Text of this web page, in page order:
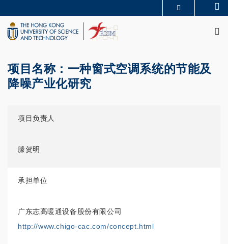
to
main
content
UNIVERSITY NEWS
LIFE@HKUST
项目名称：一种窗式空调系统的节能及
降噪产业化研究
项目负责人
滕贺明
承担单位
广东志高暖通设备股份有限公司
http://www.chigo-cac.com/concept.html